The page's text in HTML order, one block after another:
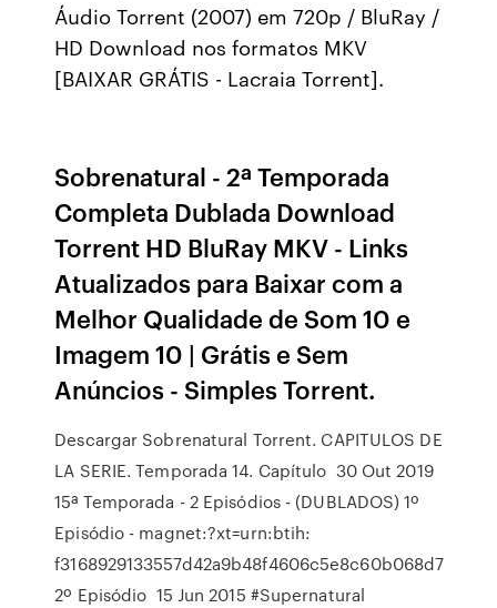
Áudio Torrent (2007) em 720p / BluRay /
HD Download nos formatos MKV
[BAIXAR GRÁTIS - Lacraia Torrent].
Sobrenatural - 2ª Temporada
Completa Dublada Download
Torrent HD BluRay MKV - Links
Atualizados para Baixar com a
Melhor Qualidade de Som 10 e
Imagem 10 | Grátis e Sem
Anúncios - Simples Torrent.
Descargar Sobrenatural Torrent. CAPITULOS DE
LA SERIE. Temporada 14. Capítulo 30 Out 2019
15ª Temporada - 2 Episódios - (DUBLADOS) 1º
Episódio - magnet:?xt=urn:btih:
f3168929133557d42a9b48f4606c5e8c60b068d7
2º Episódio 15 Jun 2015 #Supernatural